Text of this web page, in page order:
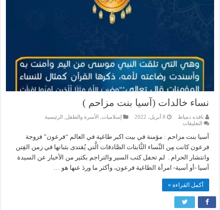
نساء خالدات (آسيا بنت مزاحم )
نافذه دمياط 8 أبريل، 2022 إسلاميات, الأسرة والطفل
الرئيسية
التعليقاتعلى
خالدات
(آسيا
بنت
مزاحم
)
مغلقة
آسيا بنت مزاحم : مؤمنة في بيت اكبر طاغية في العالم “فرعون” فزوجة
فرعون كانت مِن النِّساء الثَّابتات الصَّادقات الَّتي يُقتدى بثباتها في زمن الفِتن
وانتشار الحرام . ‏ لم تحفل كتب السير والتراجم بكثير من الأخبار عن السيدة
آسيا -أو آسية- امرأة الطاغية فرعون، وأكثر ما وردَ عنها هو …
أكمل القراءة »